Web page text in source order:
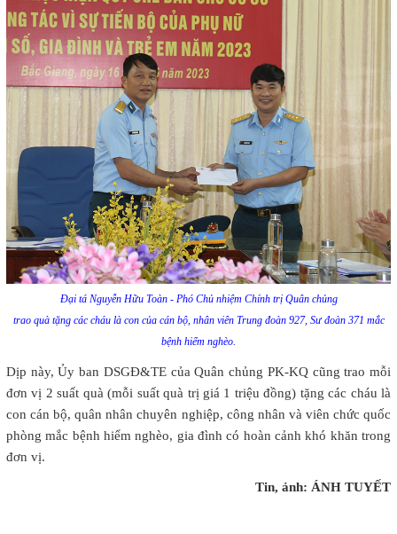
Đại tá Nguyễn Hữu Toàn - Phó Chủ nhiệm Chính trị Quân chủng
trao quà tặng các cháu là con của cán bộ, nhân viên Trung đoàn 927, Sư đoàn 371 mắc
bệnh hiểm nghèo.
Dịp này, Ủy ban DSGĐ&TE của Quân chủng PK-KQ cũng trao mỗi
đơn vị 2 suất quà (mỗi suất quà trị giá 1 triệu đồng) tặng các cháu là
con cán bộ, quân nhân chuyên nghiệp, công nhân và viên chức quốc
phòng mắc bệnh hiểm nghèo, gia đình có hoàn cảnh khó khăn trong
đơn vị.
Tin, ảnh: ÁNH TUYẾT